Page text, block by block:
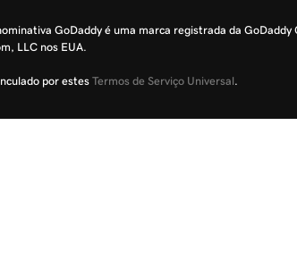
GoDaddy é uma marca registrada da GoDaddy
LLC nos EUA.
por estes Termos de Serviço Universal.